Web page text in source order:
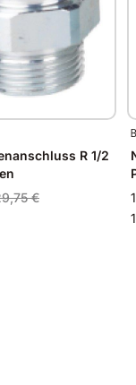
und
immer
R 1/2
€